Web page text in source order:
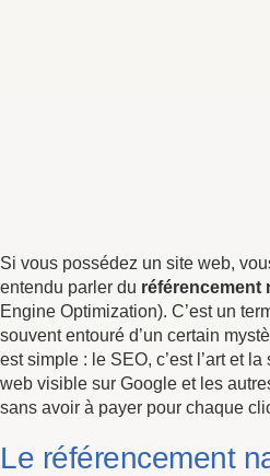
Si vous possédez un site web,
entendu parler du référencement
Engine Optimization). C’est un
souvent entouré d’un certain
est simple : le SEO, c’est l’art et
web visible sur Google et les
sans avoir à payer pour chaque
Le référencement